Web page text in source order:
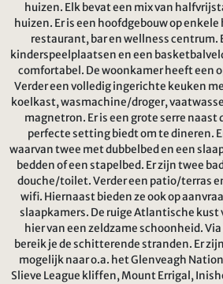
huizen. Elk bevat een mix van
huizen. Er is een hoofdgebouw op
restaurant, bar en wellness centrum.
kinderspeelplaatsen en een
comfortabel. De woonkamer heeft een
Verder een volledig ingerichte keuken
koelkast, wasmachine/droger,
magnetron. Er is een grote serre naast
perfecte setting biedt om te dineren.
waarvan twee met dubbelbed en een
bedden of een stapelbed. Er zijn twee
douche/toilet. Verder een patio/terras
wifi. Hiernaast bieden ze ook op
slaapkamers. De ruige Atlantische kust
hier van een zeldzame schoonheid.
bereik je de schitterende stranden. Er
mogelijk naar o.a. het Glenveagh
Slieve League kliffen, Mount Errigal,